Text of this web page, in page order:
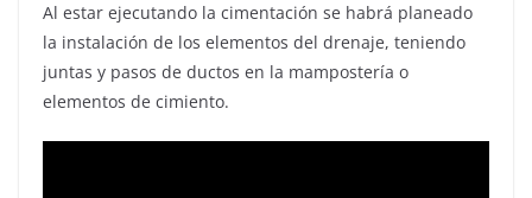
Al estar ejecutando la cimentación se habrá planeado
la instalación de los elementos del drenaje, teniendo
juntas y pasos de ductos en la mampostería o
elementos de cimiento.